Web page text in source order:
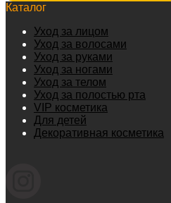
Каталог
Уход за лицом
Уход за волосами
Уход за руками
Уход за ногами
Уход за телом
Уход за полостью рта
VIP косметика
Для детей
Декоративная косметика